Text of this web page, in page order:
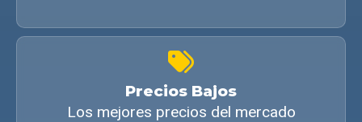
Precios Bajos
Los mejores precios del mercado